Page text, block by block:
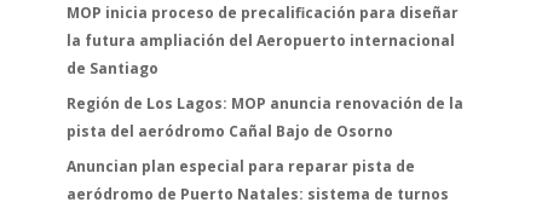
MOP inicia proceso de precalificación para diseñar
la futura ampliación del Aeropuerto internacional
de Santiago
Región de Los Lagos: MOP anuncia renovación de la
pista del aeródromo Cañal Bajo de Osorno
Anuncian plan especial para reparar pista de
aeródromo de Puerto Natales: sistema de turnos